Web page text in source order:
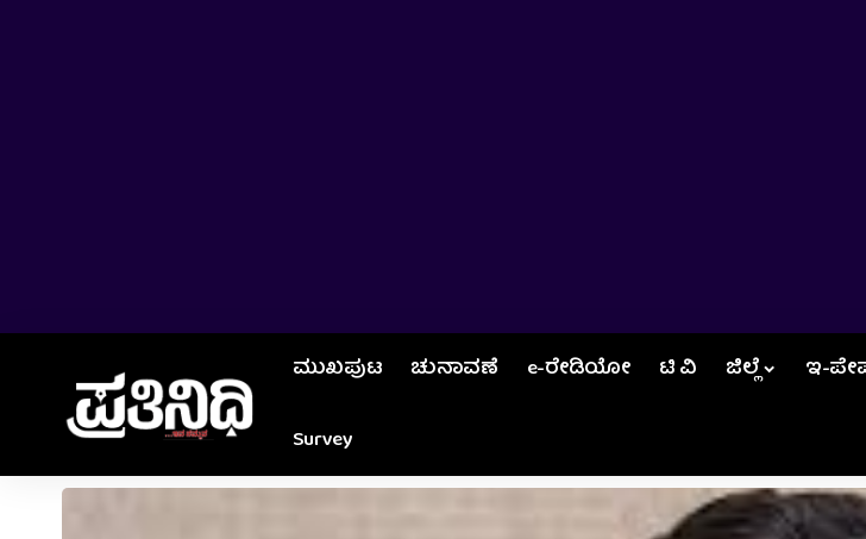
ಮುಖಪುಟ ಚುನಾವಣೆ e-ರೇಡಿಯೋ ಟಿ ವಿ ಜಿಲ್ಲೆ ಇ-
Survey